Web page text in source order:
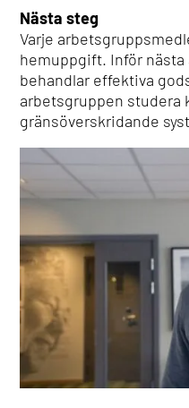
Nästa steg
Varje
hemuppgift. Inför
behandlar effektiva
arbetsgruppen studera
gränsöverskridande